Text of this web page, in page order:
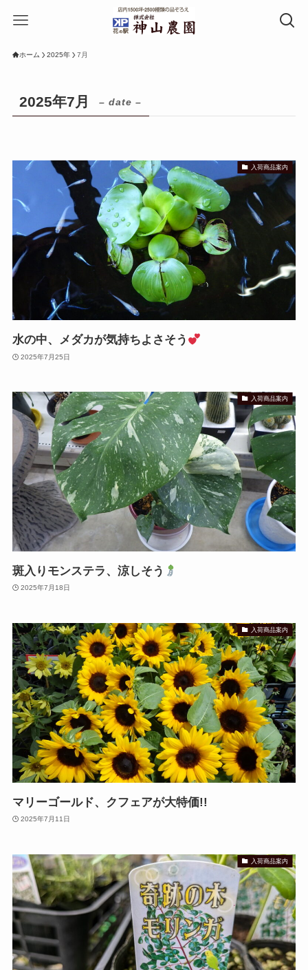
ホーム 2025年 7月
2025年7月 – date –
入荷商品案内
水の中、メダカが気持ちよさそう
2025年7月25日
入荷商品案内
斑入りモンステラ、涼しそう
2025年7月18日
入荷商品案内
マリーゴールド、クフェアが大特価!!
2025年7月11日
入荷商品案内